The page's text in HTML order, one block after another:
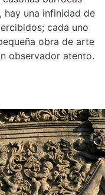
hay una infinidad de
cada uno
obra de arte
observador atento.